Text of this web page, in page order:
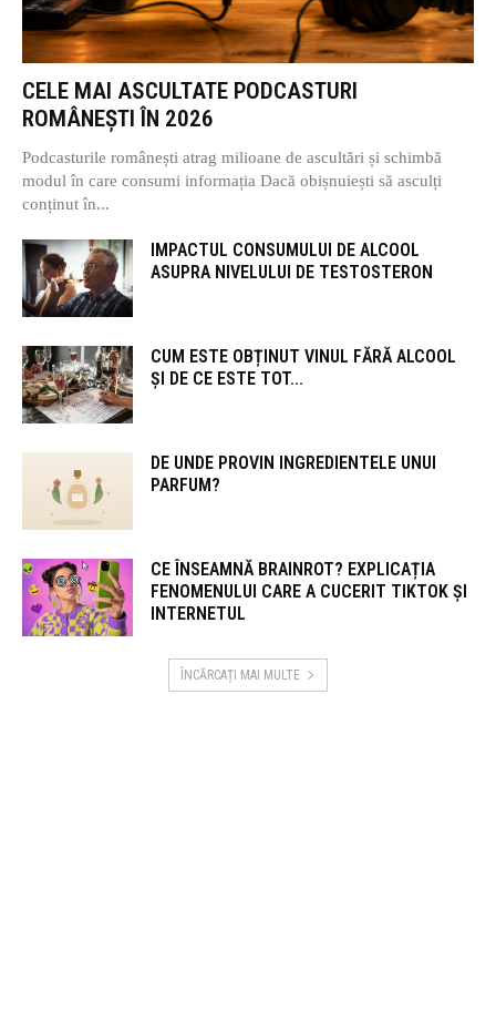
CELE MAI ASCULTATE PODCASTURI
ROMÂNEȘTI ÎN 2026
Podcasturile românești atrag milioane de ascultări și schimbă
modul în care consumi informația Dacă obișnuiești să asculți
conținut în...
IMPACTUL CONSUMULUI DE ALCOOL
ASUPRA NIVELULUI DE TESTOSTERON
CUM ESTE OBȚINUT VINUL FĂRĂ ALCOOL
ȘI DE CE ESTE TOT...
DE UNDE PROVIN INGREDIENTELE UNUI
PARFUM?
CE ÎNSEAMNĂ BRAINROT? EXPLICAȚIA
FENOMENULUI CARE A CUCERIT TIKTOK ȘI
INTERNETUL
ÎNCĂRCAȚI MAI MULTE